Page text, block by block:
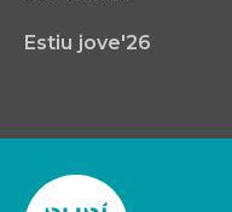
Estiu jove'26